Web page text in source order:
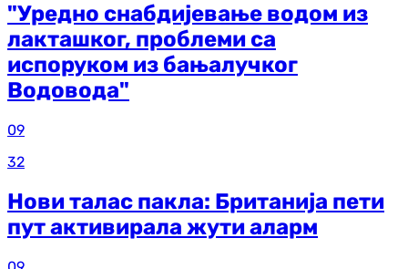
"Уредно снабдијевање водом из
лакташког, проблеми са
испоруком из бањалучког
Водовода"
09
32
Нови талас пакла: Британија пети
пут активирала жути аларм